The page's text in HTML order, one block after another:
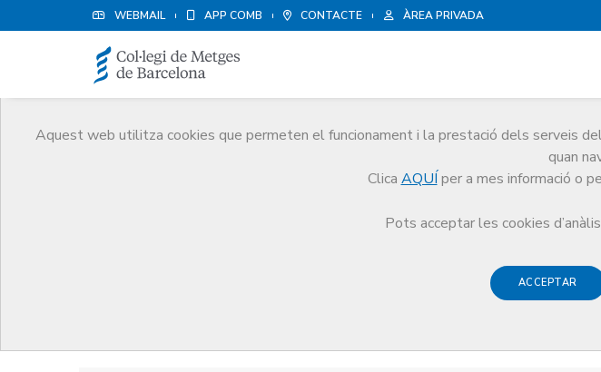
WEBMAIL APP COMB CONTACTE ÀREA PRIVADA
Aquest web utilitza cookies que permeten el funcionament i la prestació dels serveis
quan
Clica AQUÍ per a mes informació o
Pots acceptar les cookies
ACCEPTAR
Guardonat Edició 2014